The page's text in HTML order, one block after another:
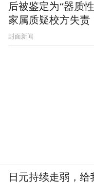
后被鉴定为“器质性
家属质疑校方失责
封面新闻
日元持续走弱，给